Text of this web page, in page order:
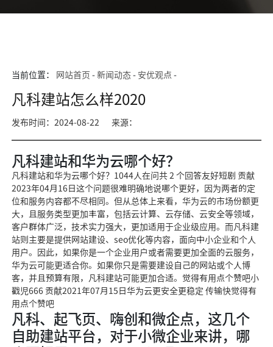
当前位置： 网站首页 -新闻动态- 安优观点 -
凡科建站怎么样2020
发布时间：2024-08-22 来源：
凡科建站和华为云哪个好？
凡科建站和华为云哪个好？1044人在问共 2 个回答友好短剧 贡献
2023年04月16日这个问题很难明确地说哪个更好，因为两者的定
位和服务内容都不尽相同。但从总体上来看，华为云的市场份额更
大，且服务类型更加丰富，包括云计算、云存储、云安全等领域，
客户群体广泛，技术实力强大，更加适用于企业级应用。而凡科建
站则主要是提供网站建设、seo优化等内容，面向中小企业和个人
用户。因此，如果你是一个企业用户或者需要更加全面的云服务，
华为云可能更适合你。如果你只是需要建设自己的网站或个人博
客，并且预算有限，凡科建站可能更加合适。觉得有用点个赞吧小
戳児666 贡献2021年07月15日华为云更安全更稳定 传输快觉得有
用点个赞吧
凡科、起飞页、嗨创和微企点，这几个
自助建站平台，对于小微企业来讲，哪